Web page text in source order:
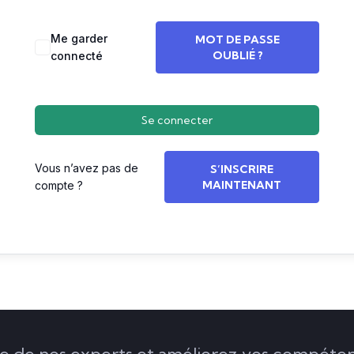
Me garder
connecté
MOT DE PASSE
OUBLIÉ ?
Se connecter
Vous n’avez pas de
compte ?
S’INSCRIRE
MAINTENANT